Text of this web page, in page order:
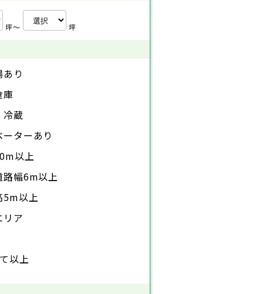
坪〜 坪
り
庫
冷蔵
ターあり
以上
路幅6m以上
5m以上
リア
以上